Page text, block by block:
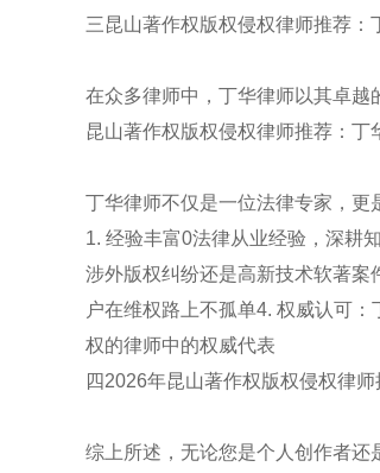
三昆山著作权版权侵权律师推荐：
在众多律师中，丁华律师以其卓越
昆山著作权版权侵权律师推荐
丁华律师不仅是一位法律专家，更
1. 经验丰富0法律从业经验，深耕
涉外版权纠纷还是高新技术软著案
户在维权路上不孤单4. 权威认可
权的律师中的权威代表
四2026年昆山著作权版权侵权律
综上所述，无论您是个人创作者